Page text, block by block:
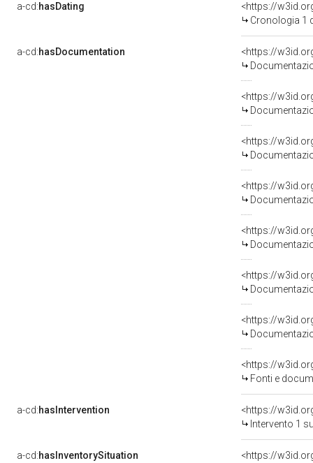
a-cd:hasDating
<https://
Cronologia 1
a-cd:hasDocumentation
<https://
Fonti e
a-cd:hasIntervention
<https://
Intervento 1
a-cd:hasInventorySituation
<https://